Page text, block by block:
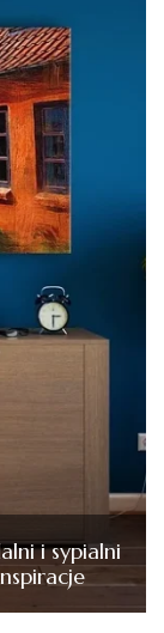
i sypialni